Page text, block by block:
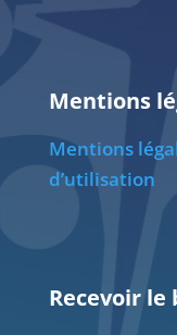
Mentions
Mentions
d’utilisation
Recevoir